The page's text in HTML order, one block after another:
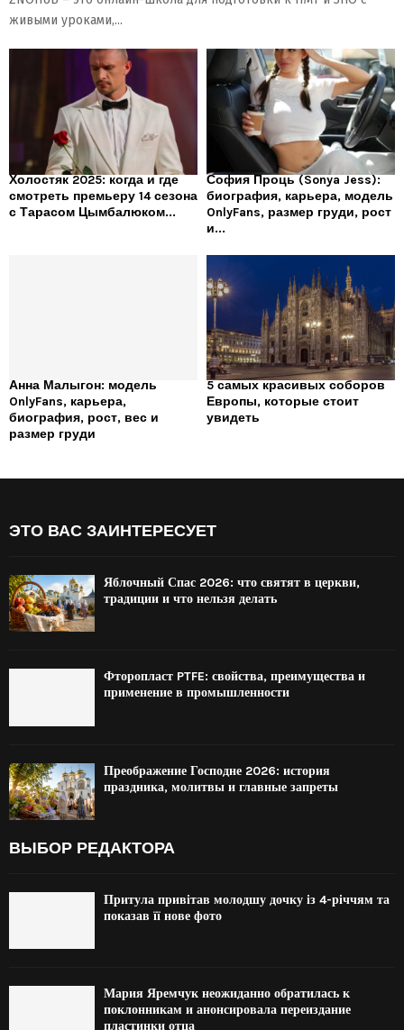
живыми уроками,...
Холостяк 2025: когда и где
смотреть премьеру 14 сезона
с Тарасом Цымбалюком...
София Проць (Sonya Jess):
биография, карьера, модель
OnlyFans, размер груди, рост
и...
Анна Малыгон: модель
OnlyFans, карьера,
биография, рост, вес и
размер груди
5 самых красивых соборов
Европы, которые стоит
увидеть
ЭТО ВАС ЗАИНТЕРЕСУЕТ
Яблочный Спас 2026: что святят в церкви,
традиции и что нельзя делать
Фторопласт PTFE: свойства, преимущества и
применение в промышленности
Преображение Господне 2026: история
праздника, молитвы и главные запреты
ВЫБОР РЕДАКТОРА
Притула привітав молодшу дочку із 4-річчям та
показав її нове фото
Мария Яремчук неожиданно обратилась к
поклонникам и анонсировала переиздание
пластинки отца